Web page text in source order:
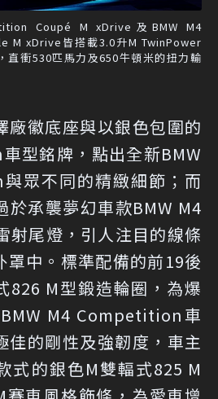
Coupé M xDrive及BMW M4
M xDrive皆搭載3.0升M TwinPower
直衝530匹馬力及650牛頓米的扭力輸
廠徽底座與以銀色包圍的
型銘牌，點出全新BMW
眾不同的精緻細節；而
於承襲夢幻車款BMW M4
射尾燈，引人注目的線條
罩中。標準配備的前19後
826 M型鍛造輪圈，為爆
M4 Competition車
佳的剛性及強韌度，車主
式的銀色M雙輻式825 M